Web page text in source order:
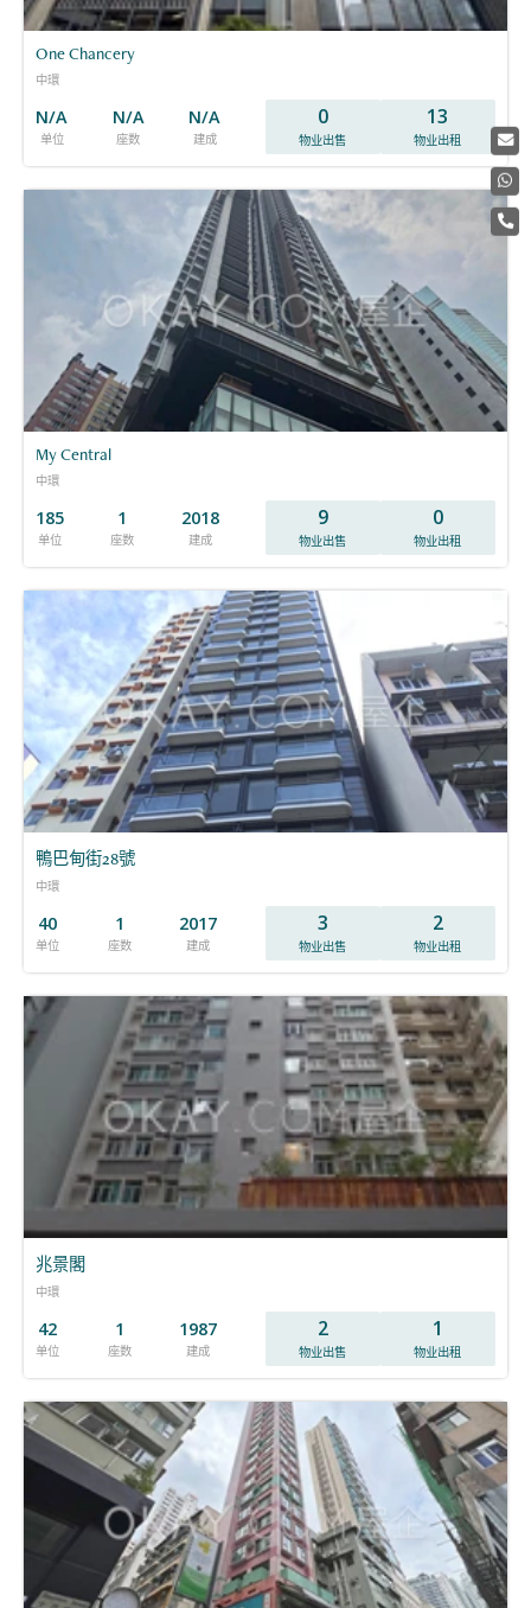
One Chancery
中環
N/A
单位
N/A
座数
N/A
建成
0
物业出售
13
物业出租
My Central
中環
185
单位
1
座数
2018
建成
9
物业出售
0
物业出租
鴨巴甸街28號
中環
40
单位
1
座数
2017
建成
3
物业出售
2
物业出租
兆景閣
中環
42
单位
1
座数
1987
建成
2
物业出售
1
物业出租